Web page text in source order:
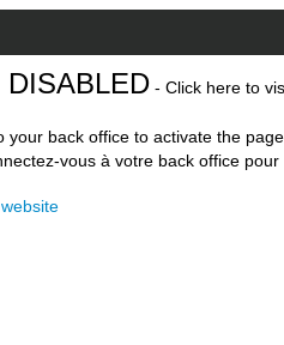
DISABLED - Click here to
your back office to activate the
vous à votre back office